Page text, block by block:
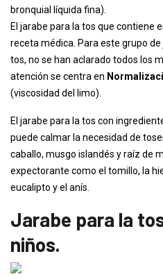
bronquial líquida fina).
El jarabe para la tos que contiene
receta médica. Para este grupo
tos, no se han aclarado todos los
atención se centra en
(viscosidad del limo).
El jarabe para la tos con
puede calmar la necesidad de
caballo, musgo islandés y raíz de
expectorante como el tomillo, la
eucalipto y el anís.
Jarabe para la
niños.